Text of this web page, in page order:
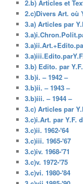
2.b) Articles et
2.c)Divers Art. où
3.a) Articles par
3.b) Edito. par
3.b)i. – 1942 –
3.b)ii. – 1943 –
3.b)iii. – 1944 –
3.c) Articles par
3.c)i.Art. par Y.F.
3.c)ii. 1962-'64
3.c)iii. 1965-'67
3.c)iv. 1968-'71
3.c)v. 1972-'75
3.c)vi. 1980-'84